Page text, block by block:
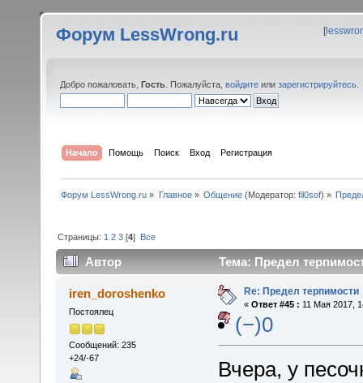
Форум LessWrong.ru [
Добро пожаловать, Гость . Пожалуйста, войдите или зарегистрируйтесь
Начало Помощь Поиск Вход Регистрация
Форум LessWrong.ru » Главное» Общение(Модератор: fil0sof) »
Страницы: 1 2 3 [4] Все
Автор Тема: Предел
iren_doroshenko
Постоялец
Сообщений: 235
+24/-67
Re: Предел терпимости
« Ответ #45 : 11 Мая 2017,
(−)0
Вчера, у